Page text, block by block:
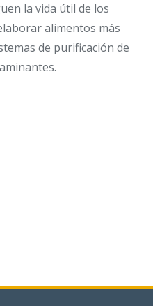
la vida útil de los
alimentos más
de purificación de